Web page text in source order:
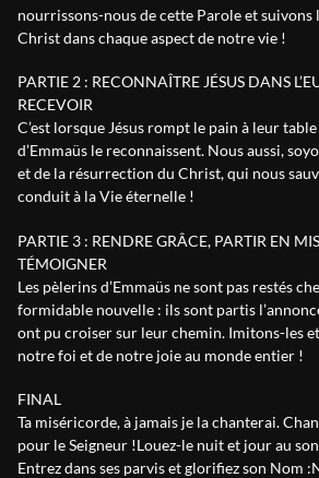
nourrissons-nous de cette Parole et suivons
Christ dans chaque aspect de notre vie !
PARTIE 2 : RECONNAÎTRE JÉSUS DANS
RECEVOIR
C’est lorsque Jésus rompt le pain à leur
d’Emmaüs le reconnaissent. Nous aussi,
et de la résurrection du Christ, qui nous
conduit à la Vie éternelle !
PARTIE 3 : RENDRE GRÂCE, PARTIR EN
TÉMOIGNER
Les pèlerins d’Emmaüs ne sont pas restés
formidable nouvelle : ils sont partis
ont pu croiser sur leur chemin. Imitons-les
notre foi et de notre joie au monde entier !
FINAL
Ta miséricorde, à jamais je la chanterai.
pour le Seigneur !Louez-le nuit et jour au
Entrez dans ses parvis et glorifiez son Nom